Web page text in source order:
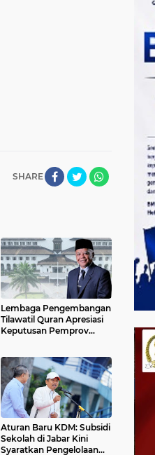
SHARE
Lembaga Pengembangan
Tilawatil Quran Apresiasi
Keputusan Pemprov
Aturan Baru KDM: Subsidi
Sekolah di Jabar Kini
Syaratkan Pengelolaan